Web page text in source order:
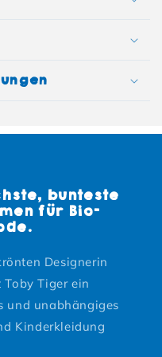
bunteste
für Bio-
Designerin
Tiger ein
und unabhängiges
Kinderkleidung